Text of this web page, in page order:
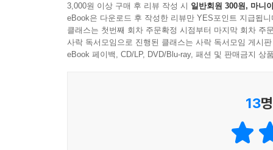
[PART 05 일상과 업무를 혁신하는 나만의 아이디
CHAPTER 12 코딩은 도구일 뿐, 당신의 상상이 정
_아이디어 01 영수증 사진 한 장으로 끝내는 ‘스마
_아이디어 04 주말 나들이 동선 최적화 ‘번개 여행
_아이디어 05 작심삼일 방지! 내 컨디션에 맞춘 ‘일
_아이디어 06 말 한마디로 완성되는 ‘회의록 자동
_아이디어 07 상황별 맞춤 ‘비즈니스 이메일 및 메
먼저 읽은 베타리더들의 한 마디
바이브 코딩이 무엇이고 어떻게 구현하는지 자
것이다. _김동우 님
따라 하다 보면 단순히 코드를 입력하는 것을 넘
일상의 불편함을 AI로 해결하는 바이브 코딩의
단순히 AI에 작업을 맡기는 데서 그치지 않고, AI
3,000원 이상 구매 후 리뷰 작성 시 일반회원 300원, 마니
eBook은 다운로드 후 작성한 리뷰만 YES포인트 지급됩니
클래스는 첫번째 회차 주문확정 시점부터 마지막 회차 주
사락 독서모임으로 진행된 클래스는 사락 독서모임 게시
eBook 페이백, CD/LP, DVD/Blu-ray, 패션 및 판매금지 상
13